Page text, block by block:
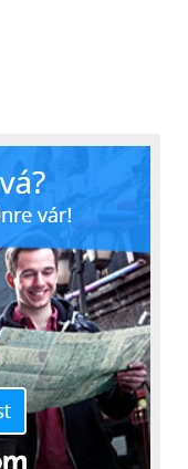
pár embernek
lehet